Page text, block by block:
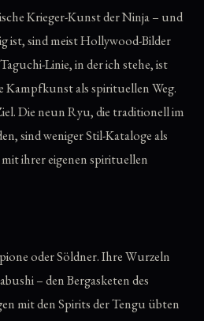
Krieger-Kunst der Ninja – und
ist, sind meist Hollywood-Bilder
Linie, in der ich stehe, ist
Kampfkunst als spirituellen Weg.
Die neun Ryu, die traditionell im
sind weniger Stil-Kataloge als
ihrer eigenen spirituellen
oder Söldner. Ihre Wurzeln
– den Bergasketen des
mit den Spirits der Tengu übten